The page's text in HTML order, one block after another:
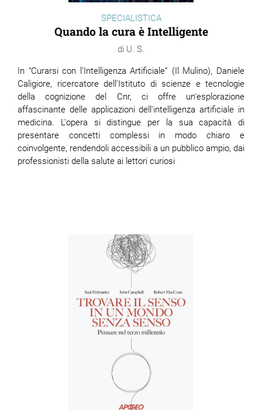
SPECIALISTICA
Quando la cura è Intelligente
U. S.
In “Curarsi con l’Intelligenza Artificiale” (Il Mulino), Daniele
Caligiore, ricercatore dell'Istituto di scienze e tecnologie
della cognizione del Cnr, ci offre un'esplorazione
affascinante delle applicazioni dell'intelligenza artificiale in
medicina. L'opera si distingue per la sua capacità di
presentare concetti complessi in modo chiaro e
coinvolgente, rendendoli accessibili a un pubblico ampio, dai
professionisti della salute ai lettori curiosi